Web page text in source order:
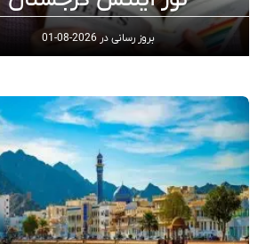
بروز رسانی در2026-08-01